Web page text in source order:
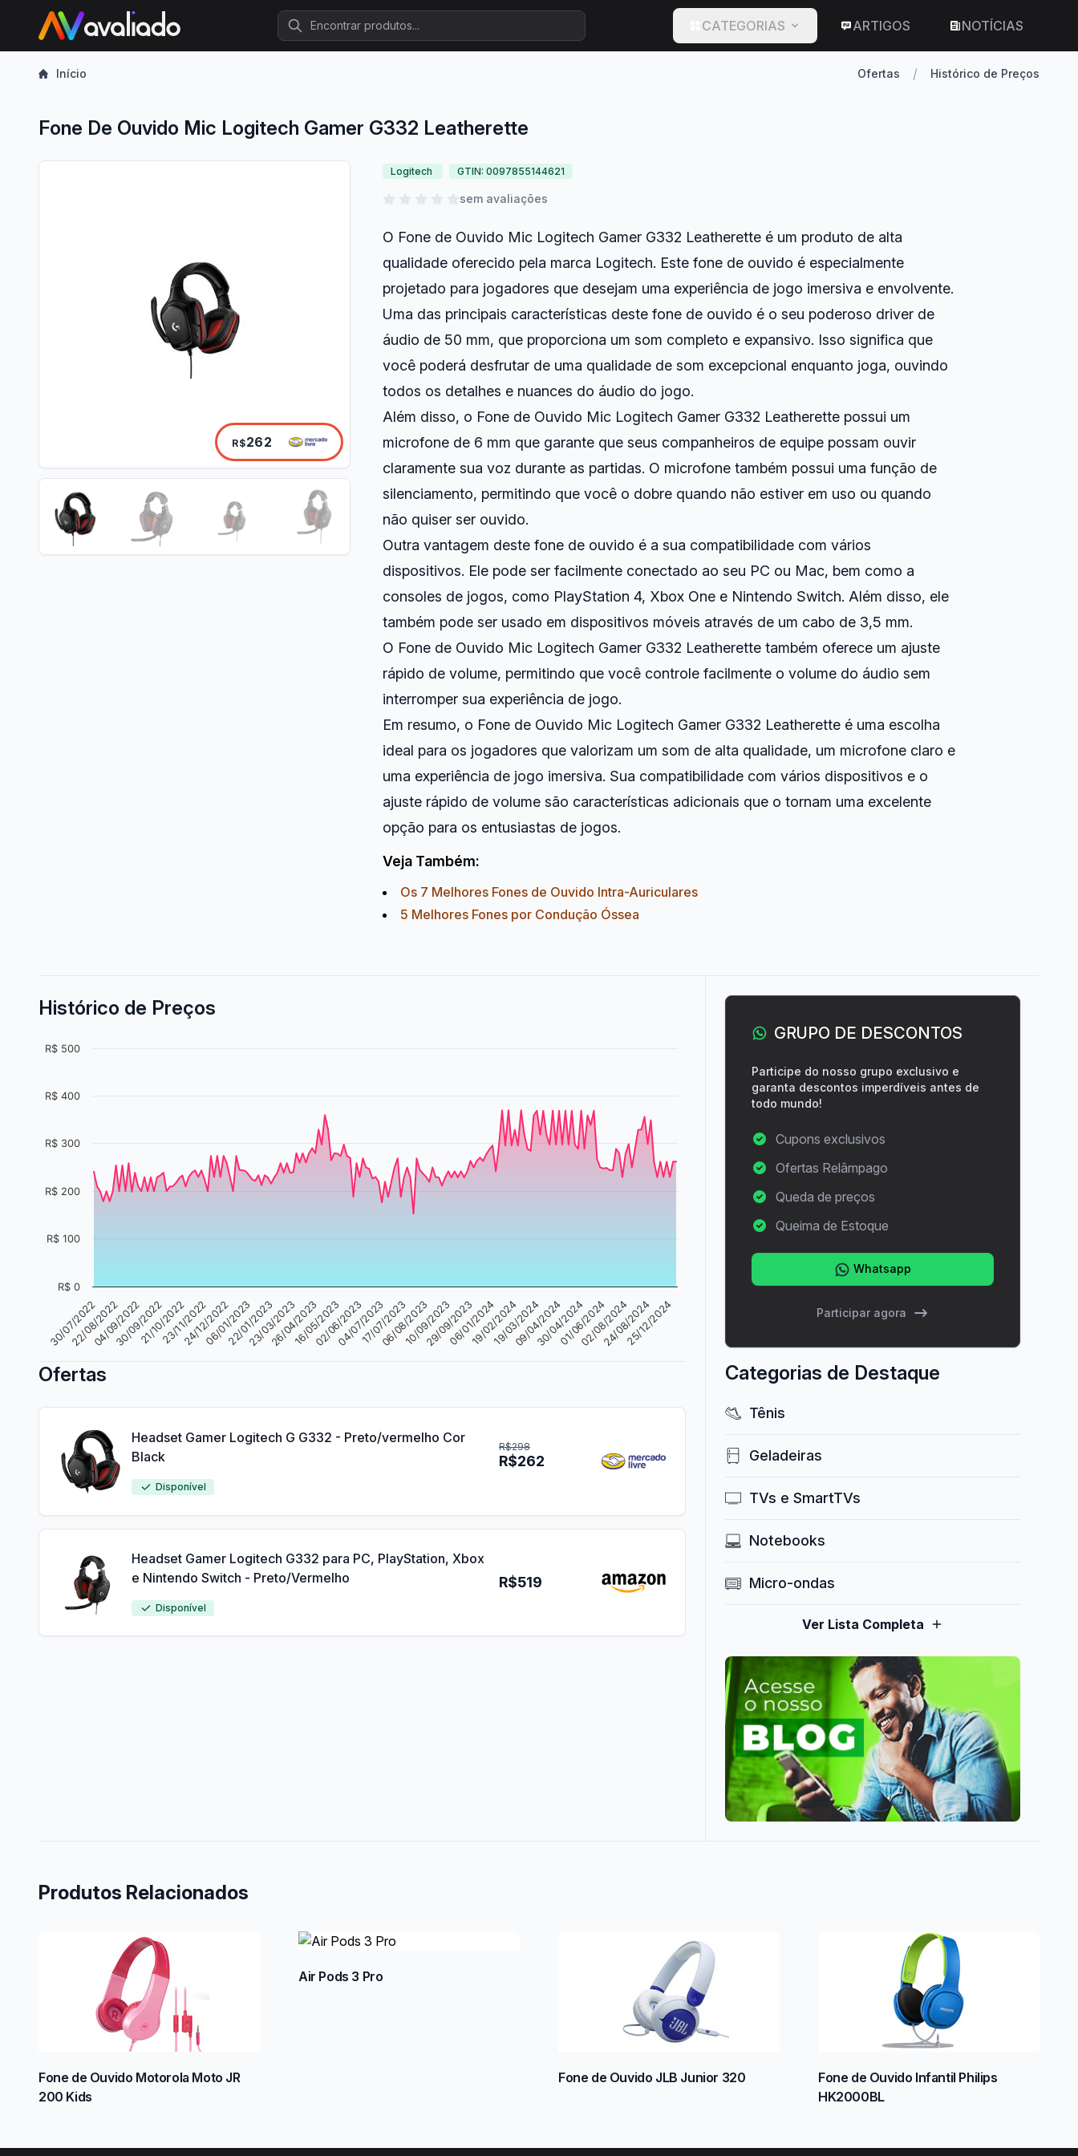
Procurar
CATEGORIAS ARTIGOS NOTÍCIAS
Início Ofertas / Histórico de Preços
Fone De Ouvido Mic Logitech Gamer G332 Leatherette
R$262
Logitech GTIN: 0097855144621
sem avaliações
O Fone de Ouvido Mic Logitech Gamer G332 Leatherette é um produto de alta
qualidade oferecido pela marca Logitech. Este fone de ouvido é especialmente
projetado para jogadores que desejam uma experiência de jogo imersiva e envolvente.
Uma das principais características deste fone de ouvido é o seu poderoso driver de
áudio de 50 mm, que proporciona um som completo e expansivo. Isso significa que
você poderá desfrutar de uma qualidade de som excepcional enquanto joga, ouvindo
todos os detalhes e nuances do áudio do jogo.
Além disso, o Fone de Ouvido Mic Logitech Gamer G332 Leatherette possui um
microfone de 6 mm que garante que seus companheiros de equipe possam ouvir
claramente sua voz durante as partidas. O microfone também possui uma função de
silenciamento, permitindo que você o dobre quando não estiver em uso ou quando
não quiser ser ouvido.
Outra vantagem deste fone de ouvido é a sua compatibilidade com vários
dispositivos. Ele pode ser facilmente conectado ao seu PC ou Mac, bem como a
consoles de jogos, como PlayStation 4, Xbox One e Nintendo Switch. Além disso, ele
também pode ser usado em dispositivos móveis através de um cabo de 3,5 mm.
O Fone de Ouvido Mic Logitech Gamer G332 Leatherette também oferece um ajuste
rápido de volume, permitindo que você controle facilmente o volume do áudio sem
interromper sua experiência de jogo.
Em resumo, o Fone de Ouvido Mic Logitech Gamer G332 Leatherette é uma escolha
ideal para os jogadores que valorizam um som de alta qualidade, um microfone claro e
uma experiência de jogo imersiva. Sua compatibilidade com vários dispositivos e o
ajuste rápido de volume são características adicionais que o tornam uma excelente
opção para os entusiastas de jogos.
Veja Também:
Os 7 Melhores Fones de Ouvido Intra-Auriculares
5 Melhores Fones por Condução Óssea
Histórico de Preços
30/07/2022
22/08/2022
04/09/2022
30/09/2022
21/10/2022
23/11/2022
24/12/2022
06/01/2023
22/01/2023
23/03/2023
26/04/2023
16/05/2023
02/06/2023
04/07/2023
17/07/2023
06/08/2023
10/09/2023
29/09/2023
06/01/2024
19/02/2024
19/03/2024
09/04/2024
30/04/2024
01/06/2024
02/08/2024
24/08/2024
25/12/2024
R$ 0
R$ 100
R$ 200
R$ 300
R$ 400
R$ 500
Ofertas
R$262
R$298
Headset Gamer Logitech G G332 - Preto/vermelho Cor
Black
Disponível
R$519
Headset Gamer Logitech G332 para PC, PlayStation, Xbox
e Nintendo Switch - Preto/Vermelho
Disponível
GRUPO DE DESCONTOS
Participe do nosso grupo exclusivo e
garanta descontos imperdíveis antes de
todo mundo!
Cupons exclusivos
Ofertas Relâmpago
Queda de preços
Queima de Estoque
Whatsapp
Participar agora
Categorias de Destaque
Tênis
Geladeiras
TVs e SmartTVs
Notebooks
Micro-ondas
Ver Lista Completa
Produtos Relacionados
Fone de Ouvido Motorola Moto JR
200 Kids
Air Pods 3 Pro
Fone de Ouvido JLB Junior 320
Fone de Ouvido Infantil Philips
HK2000BL